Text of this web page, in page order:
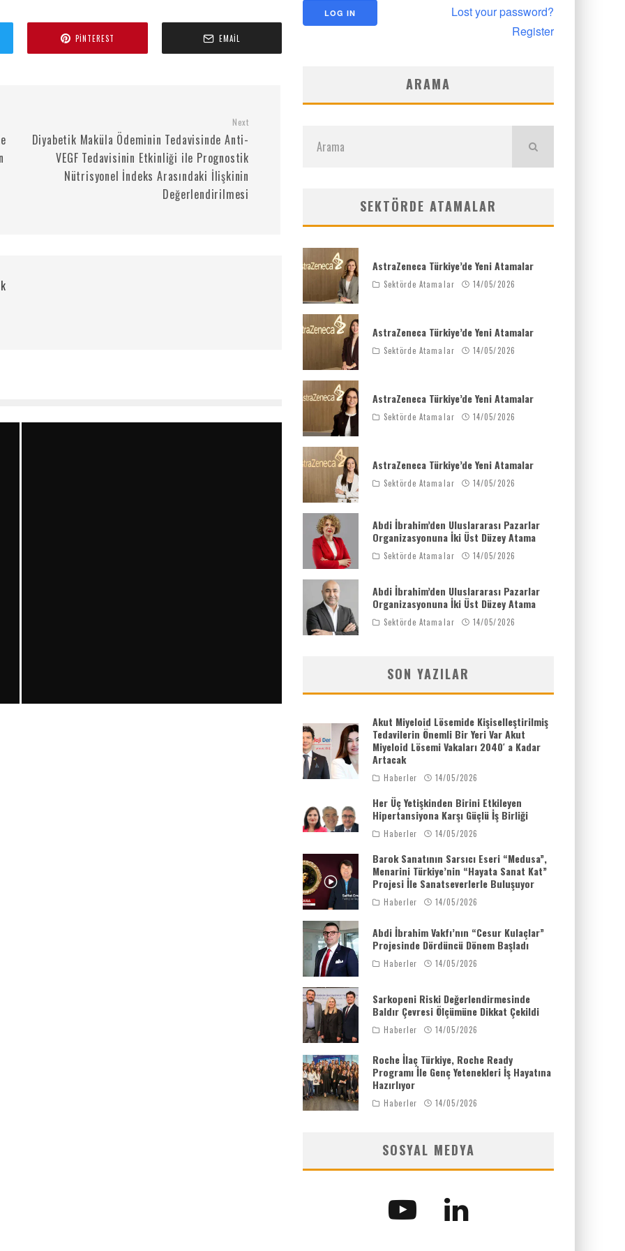
PINTEREST EMAIL
Next
Diyabetik Maküla Ödeminin Tedavisinde Anti-
VEGF Tedavisinin Etkinliği ile Prognostik
Nütrisyonel İndeks Arasındaki İlişkinin
Değerlendirilmesi
Lost your password?
Register
ARAMA
SEKTÖRDE ATAMALAR
AstraZeneca Türkiye’de Yeni Atamalar
Sektörde Atamalar 14/05/2026
AstraZeneca Türkiye’de Yeni Atamalar
Sektörde Atamalar 14/05/2026
AstraZeneca Türkiye’de Yeni Atamalar
Sektörde Atamalar 14/05/2026
AstraZeneca Türkiye’de Yeni Atamalar
Sektörde Atamalar 14/05/2026
Abdi İbrahim’den Uluslararası Pazarlar
Organizasyonuna İki Üst Düzey Atama
Sektörde Atamalar 14/05/2026
Abdi İbrahim’den Uluslararası Pazarlar
Organizasyonuna İki Üst Düzey Atama
Sektörde Atamalar 14/05/2026
SON YAZILAR
Akut Miyeloid Lösemide Kişiselleştirilmiş
Tedavilerin Önemli Bir Yeri Var Akut
Miyeloid Lösemi Vakaları 2040′ a Kadar
Artacak
Haberler 14/05/2026
Her Üç Yetişkinden Birini Etkileyen
Hipertansiyona Karşı Güçlü İş Birliği
Haberler 14/05/2026
Barok Sanatının Sarsıcı Eseri “Medusa”,
Menarini Türkiye’nin “Hayata Sanat Kat”
Projesi İle Sanatseverlerle Buluşuyor
Haberler 14/05/2026
Abdi İbrahim Vakfı’nın “Cesur Kulaçlar”
Projesinde Dördüncü Dönem Başladı
Haberler 14/05/2026
Sarkopeni Riski Değerlendirmesinde
Baldır Çevresi Ölçümüne Dikkat Çekildi
Haberler 14/05/2026
Roche İlaç Türkiye, Roche Ready
Programı İle Genç Yetenekleri İş Hayatına
Hazırlıyor
Haberler 14/05/2026
SOSYAL MEDYA